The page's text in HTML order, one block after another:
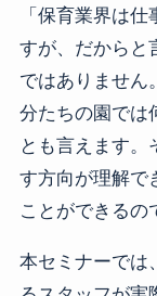
「保育業界は
すが、だからと
ではありません
分たちの園では
とも言えます。
す方向が理解で
ことができるの
本セミナーでは